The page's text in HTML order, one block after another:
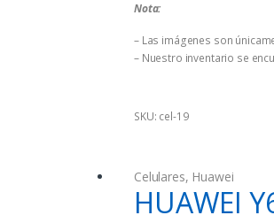
e
Nota:
– Las imágenes son
– Nuestro inventario se
SKU: cel-19
Celulares, Huawei
HUAWEI